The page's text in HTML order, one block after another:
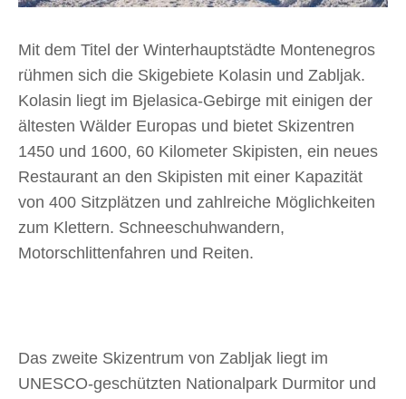
Mit dem Titel der Winterhauptstädte Montenegros
rühmen sich die Skigebiete Kolasin und Zabljak.
Kolasin liegt im Bjelasica-Gebirge mit einigen der
ältesten Wälder Europas und bietet Skizentren
1450 und 1600, 60 Kilometer Skipisten, ein neues
Restaurant an den Skipisten mit einer Kapazität
von 400 Sitzplätzen und zahlreiche Möglichkeiten
zum Klettern. Schneeschuhwandern,
Motorschlittenfahren und Reiten.
Das zweite Skizentrum von Zabljak liegt im
UNESCO-geschützten Nationalpark Durmitor und